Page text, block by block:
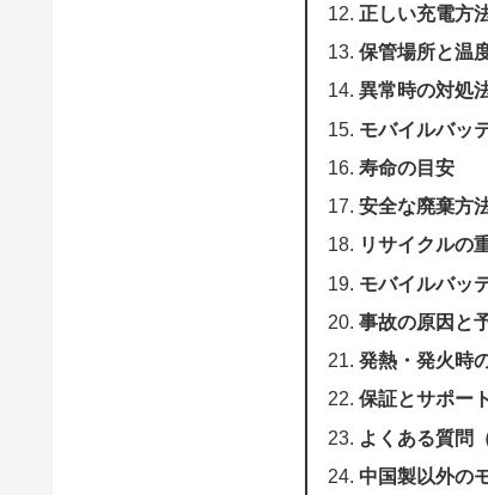
正しい充電方
保管場所と温
異常時の対処
モバイルバッ
寿命の目安
安全な廃棄方
リサイクルの
モバイルバッ
事故の原因と
発熱・発火時
保証とサポー
よくある質問
中国製以外の